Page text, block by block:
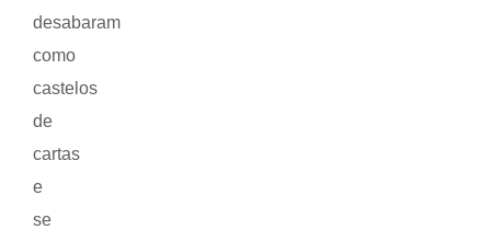
desabaram
como
castelos
de
cartas
e
se